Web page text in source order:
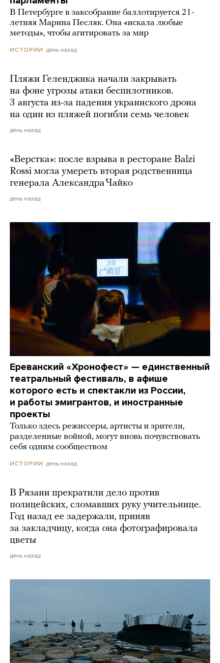
В Петербурге в заксобрание баллотируется 21-
летняя Марина Песляк. Она «искала любые
методы», чтобы агитировать за мир
ИСТОРИИ день назад
Пляжи Геленджика начали закрывать
на фоне угрозы атаки беспилотников.
3 августа из-за падения украинского дрона
на один из пляжей погибли семь человек
день назад
«Верстка»: после взрыва в ресторане Balzi
Rossi могла умереть вторая родственница
генерала Александра Чайко
день назад
Ереванский «Хронофест» — единственный
театральный фестиваль, в афише
которого есть и спектакли из России,
и работы эмигрантов, и иностранные
проекты
Только здесь режиссеры, артисты и зрители,
разделенные войной, могут вновь почувствовать
себя одним сообществом
ИСТОРИИ день назад
В Рязани прекратили дело против
полицейских, сломавших руку учительнице.
Год назад ее задержали, приняв
за закладчицу, когда она фотографировала
цветы
день назад